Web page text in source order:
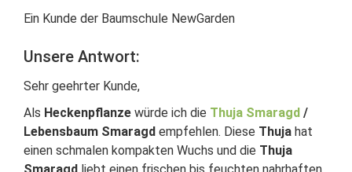
Ein Kunde der Baumschule NewGarden
Unsere Antwort:
Sehr geehrter Kunde,
Als Heckenpflanze würde ich die Thuja Smaragd /
Lebensbaum Smaragd empfehlen. Diese Thuja hat
einen schmalen kompakten Wuchs und die Thuja